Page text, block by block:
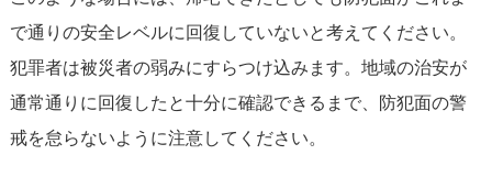
で通りの安全レベルに回復していないと考えてください。
犯罪者は被災者の弱みにすらつけ込みます。地域の治安が
通常通りに回復したと十分に確認できるまで、防犯面の警
戒を怠らないように注意してください。